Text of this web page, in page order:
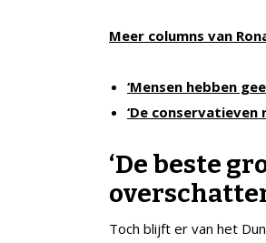
Meer columns van
‘Mensen hebben
‘De conservatieven
‘De beste
Toch blijft er van het